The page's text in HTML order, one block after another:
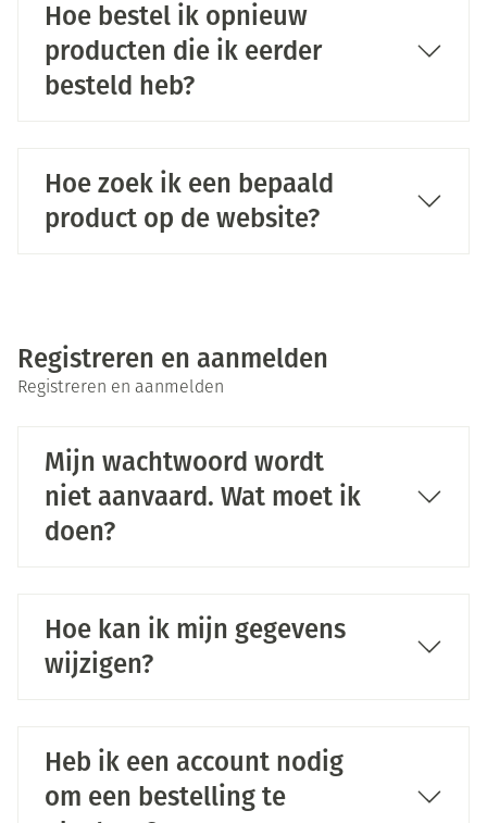
Hoe bestel ik opnieuw
producten die ik eerder
besteld heb?
Hoe zoek ik een bepaald
product op de website?
Registreren en aanmelden
Registreren en aanmelden
Mijn wachtwoord wordt
niet aanvaard. Wat moet ik
doen?
Hoe kan ik mijn gegevens
wijzigen?
Heb ik een account nodig
om een bestelling te